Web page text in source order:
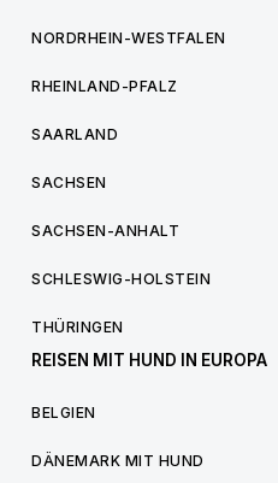
NORDRHEIN-WESTFALEN
RHEINLAND-PFALZ
SAARLAND
SACHSEN
SACHSEN-ANHALT
SCHLESWIG-HOLSTEIN
THÜRINGEN
REISEN MIT HUND IN EUROPA
BELGIEN
DÄNEMARK MIT HUND